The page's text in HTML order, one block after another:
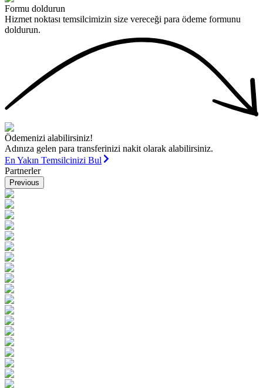
Formu doldurun
Hizmet noktası temsilcimizin size vereceği para ödeme formunu
doldurun.
Ödemenizi alabilirsiniz!
Adınıza gelen para transferinizi nakit olarak alabilirsiniz.
En Yakın Temsilcinizi Bul
Partnerler
Previous